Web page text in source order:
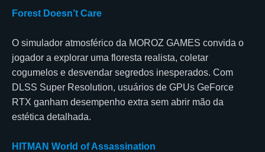
Forest Doesn’t Care
O simulador atmosférico da MOROZ GAMES convida o
jogador a explorar uma floresta realista, coletar
cogumelos e desvendar segredos inesperados. Com
DLSS Super Resolution, usuários de GPUs GeForce
RTX ganham desempenho extra sem abrir mão da
estética detalhada.
HITMAN World of Assassination